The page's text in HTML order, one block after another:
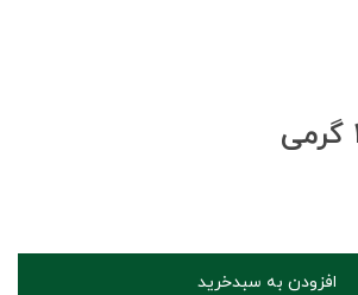
افزودن به سبدخرید